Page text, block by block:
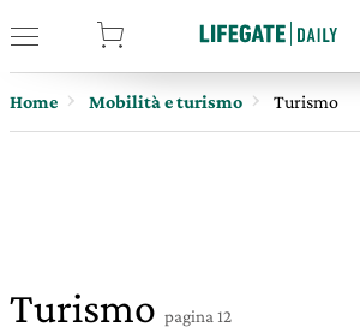
Home Mobilità e turismo Turismo
Turismo pagina 12